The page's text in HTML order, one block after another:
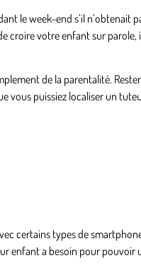
le week-end s’il n’obtenait
croire votre enfant sur
de la parentalité.
puissiez localiser un
certains types de
enfant a besoin pour pouvoir